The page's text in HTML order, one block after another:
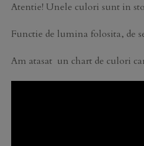
Atentie! Unele culori sunt in
Functie de lumina folosita, de
Am atasat un chart de culori